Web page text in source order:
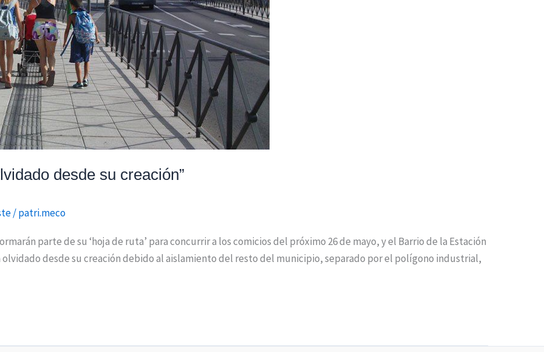
desde su creación”
/patri.meco
parte de su ‘hoja de ruta’ para concurrir a los comicios del próximo 26 de mayo, y el Barrio de la Estación
desde su creación debido al aislamiento del resto del municipio, separado por el polígono industrial,